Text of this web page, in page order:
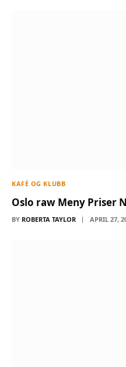
KAFÉ OG KLUBB
Oslo raw Meny Priser
BY ROBERTA TAYLOR APRIL 27,